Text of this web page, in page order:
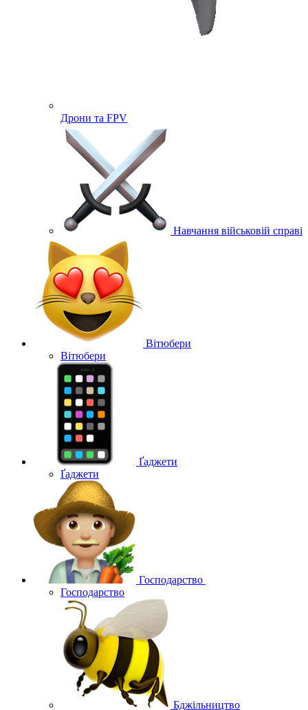
Дрони та FPV
Навчання військовій справі
Вітюбери
Вітюбери
Ґаджети
Ґаджети
Господарство
Господарство
Бджільництво